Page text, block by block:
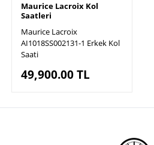
Maurice Lacroix Kol
Saatleri
Maurice Lacroix
AI1018SS002131-1 Erkek Kol
Saati
49,900.00TL